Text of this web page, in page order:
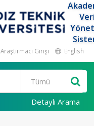
Araştırmacı Girişi English
Detaylı Arama